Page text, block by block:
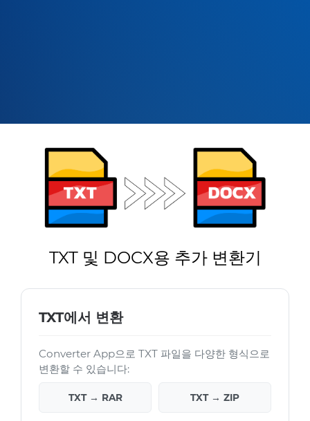
TXT 및 DOCX용 추가 변환기
TXT에서 변환
Converter App으로 TXT 파일을 다양한 형식으로
변환할 수 있습니다:
TXT → RAR TXT → ZIP